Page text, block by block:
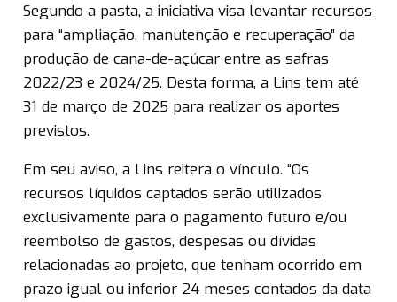
Segundo a pasta, a iniciativa visa levantar recursos
para “ampliação, manutenção e recuperação” da
produção de cana-de-açúcar entre as safras
2022/23 e 2024/25. Desta forma, a Lins tem até
31 de março de 2025 para realizar os aportes
previstos.
Em seu aviso, a Lins reitera o vínculo. “Os
recursos líquidos captados serão utilizados
exclusivamente para o pagamento futuro e/ou
reembolso de gastos, despesas ou dívidas
relacionadas ao projeto, que tenham ocorrido em
prazo igual ou inferior 24 meses contados da data